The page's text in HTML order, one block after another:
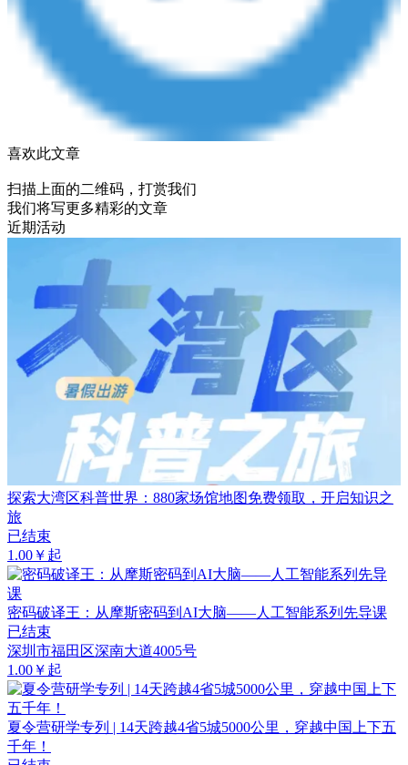
喜欢此文章
扫描上面的二维码，打赏我们
我们将写更多精彩的文章
近期活动
探索大湾区科普世界：880家场馆地图免费领取，开启知识之
旅
已结束
1.00￥起
密码破译王：从摩斯密码到AI大脑——人工智能系列先导课
已结束
深圳市福田区深南大道4005号
1.00￥起
夏令营研学专列 | 14天跨越4省5城5000公里，穿越中国上下五
千年！